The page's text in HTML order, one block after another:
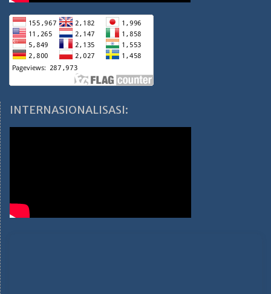
INTERNASIONALISASI: